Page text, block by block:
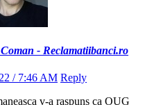
- Reclamatiibanci.ro
/ 7:46 AM Reply
v-a raspuns ca OUG